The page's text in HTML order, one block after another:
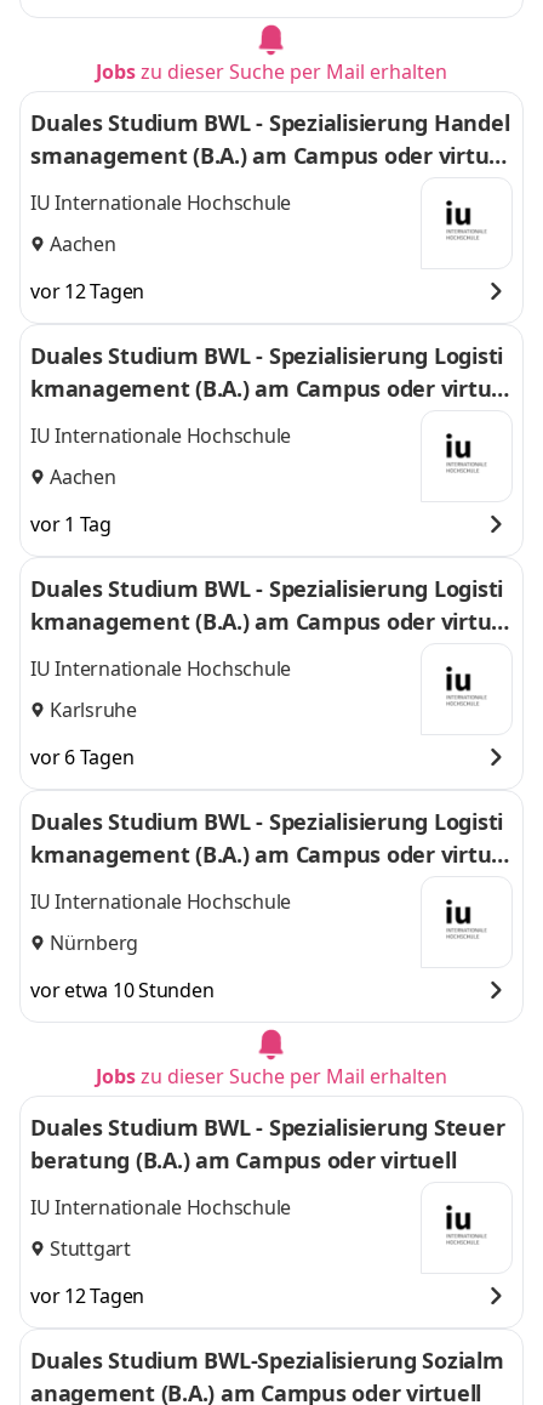
Jobszu dieser Suche per Mail erhalten
Duales Studium BWL - Spezialisierung Handel
smanagement (B.A.) am Campus oder virtuel
l
IU Internationale Hochschule
Aachen
vor 12 Tagen
Duales Studium BWL - Spezialisierung Logisti
kmanagement (B.A.) am Campus oder virtuel
l
IU Internationale Hochschule
Aachen
vor 1 Tag
Duales Studium BWL - Spezialisierung Logisti
kmanagement (B.A.) am Campus oder virtuel
l
IU Internationale Hochschule
Karlsruhe
vor 6 Tagen
Duales Studium BWL - Spezialisierung Logisti
kmanagement (B.A.) am Campus oder virtuel
l
IU Internationale Hochschule
Nürnberg
vor etwa 10 Stunden
Jobszu dieser Suche per Mail erhalten
Duales Studium BWL - Spezialisierung Steuer
beratung (B.A.) am Campus oder virtuell
IU Internationale Hochschule
Stuttgart
vor 12 Tagen
Duales Studium BWL-Spezialisierung Sozialm
anagement (B.A.) am Campus oder virtuell